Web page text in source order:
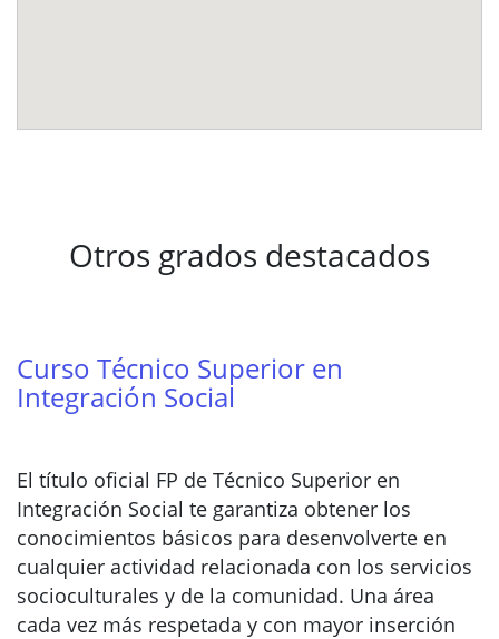
Otros grados destacados
Curso Técnico Superior en
Integración Social
El título oficial FP de Técnico Superior en
Integración Social te garantiza obtener los
conocimientos básicos para desenvolverte en
cualquier actividad relacionada con los servicios
socioculturales y de la comunidad. Una área
cada vez más respetada y con mayor inserción